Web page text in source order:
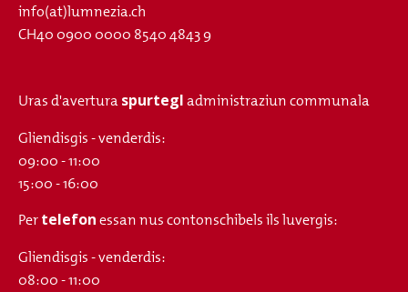
info(at)lumnezia.ch
CH40 0900 0000 8540 4843 9
Uras d'averturaspurtegladministraziun communala
Gliendisgis - venderdis:
09:00 - 11:00
15:00 - 16:00
Pertelefonessan nus contonschibels ils luvergis:
Gliendisgis - venderdis:
08:00 - 11:00